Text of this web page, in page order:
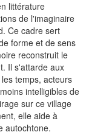
littérature
de l'imaginaire
Ce cadre sert
forme et de sens
reconstruit le
Il s'attarde aux
temps, acteurs
intelligibles de
sur ce village
elle aide à
autochtone.